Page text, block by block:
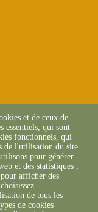
et de ceux de
essentiels, qui sont
fonctionnels, qui
de l'utilisation du site
pour générer
et des statistiques ;
afficher des
de tous les
de cookies